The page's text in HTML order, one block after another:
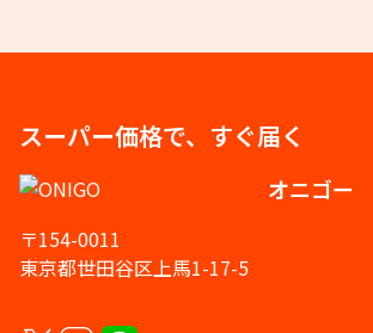
スーパー価格で、すぐ届く
オニゴー
〒154-0011
東京都世田谷区上馬1-17-5